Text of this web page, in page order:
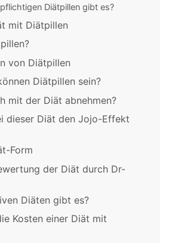
Diätpillen gibt es?
mit Diätpillen
von Diätpillen
Diätpillen sein?
mit der Diät abnehmen?
dieser Diät den Jojo-Effekt
Form
der Diät durch Dr-
Diäten gibt es?
Kosten einer Diät mit